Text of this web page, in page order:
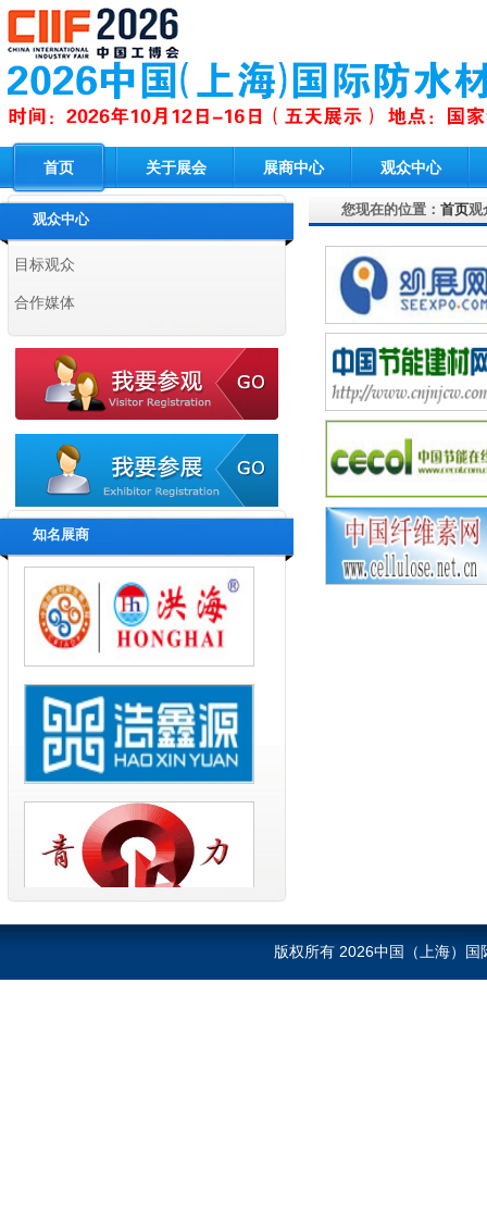
首页 关于展会 展商中心 观众中心
观众中心
目标观众
合作媒体
知名展商
您现在的位置： 首页观
版权所有 2026中国（上海）